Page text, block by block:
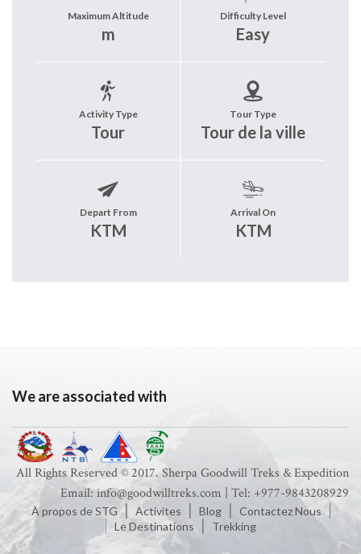
Maximum Altitude
m
Difficulty Level
Easy
Activity Type
Tour
Tour Type
Tour de la ville
Depart From
KTM
Arrival On
KTM
We are associated with
All Rights Reserved © 2017. Sherpa Goodwill Treks & Expedition
Email: info@goodwilltreks.com | Tel: +977-9843208929
À propos de STG Activites Blog
Contactez Nous
Le Destinations
Trekking